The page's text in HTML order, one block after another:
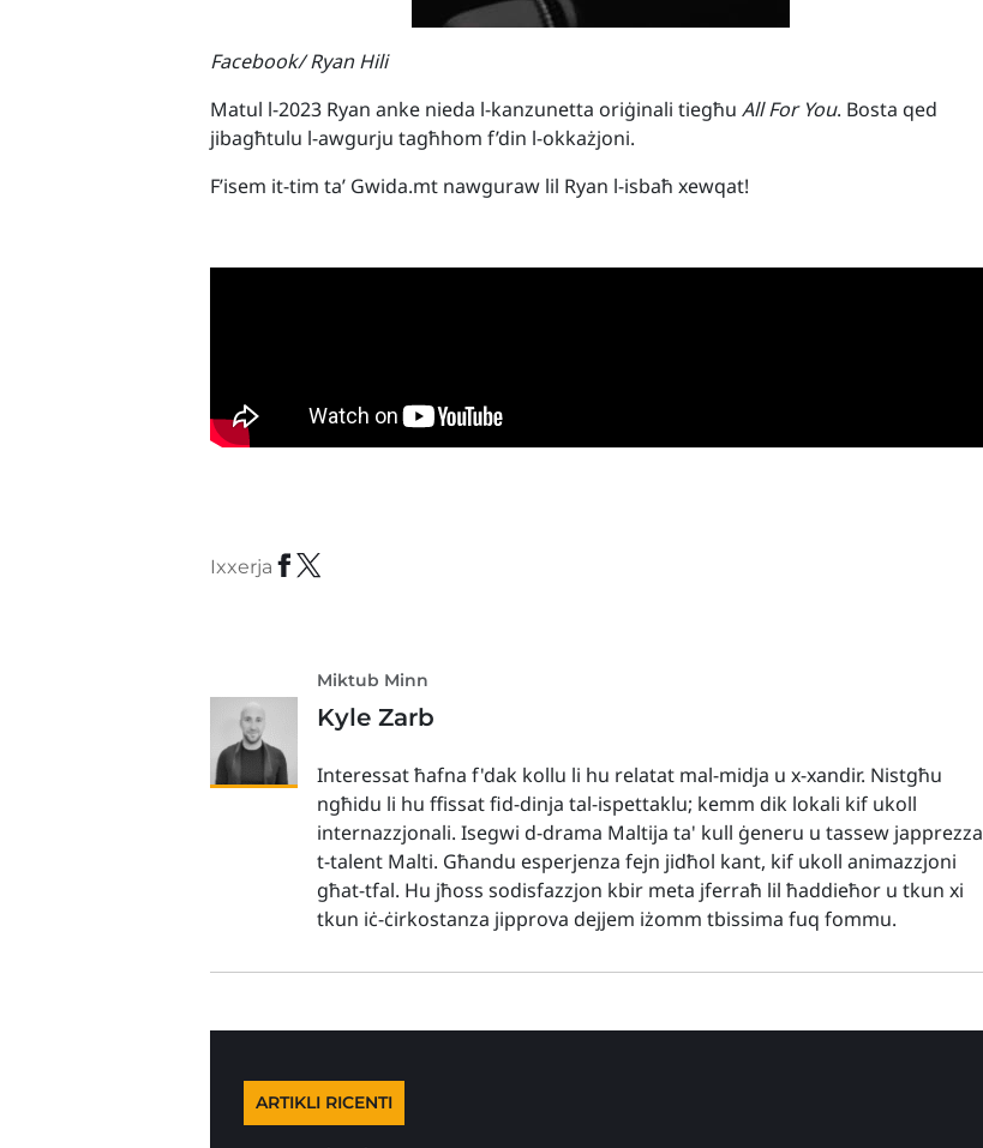
Facebook/ Ryan Hili
Matul l-2023 Ryan anke nieda l-kanzunetta oriġinali tiegħuAll For You. Bosta qed
jibagħtulu l-awgurju tagħhom f’din l-okkażjoni.
F’isem it-tim ta’ Gwida.mt nawguraw lil Ryan l-isbaħ xewqat!
Ixxerja
Miktub Minn
Kyle Zarb
Interessat ħafna f'dak kollu li hu relatat mal-midja u x-xandir. Nistgħu
ngħidu li hu ffissat fid-dinja tal-ispettaklu; kemm dik lokali kif ukoll
internazzjonali. Isegwi d-drama Maltija ta' kull ġeneru u tassew japprezza
t-talent Malti. Għandu esperjenza fejn jidħol kant, kif ukoll animazzjoni
għat-tfal. Hu jħoss sodisfazzjon kbir meta jferraħ lil ħaddieħor u tkun xi
tkun iċ-ċirkostanza jipprova dejjem iżomm tbissima fuq fommu.
ARTIKLI RICENTI